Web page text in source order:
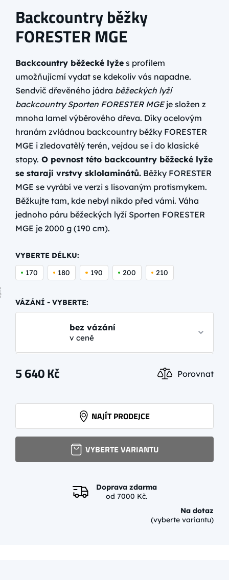
Backcountry běžky
FORESTER MGE
Backcountry běžecké lyže s profilem
umožňujícmí vydat se kdekoliv vás napadne.
Sendvič dřevěného jádra běžeckých lyží
backcountry Sporten FORESTER MGEje složen z
mnoha lamel výběrového dřeva. Díky ocelovým
hranám zvládnou backcountry běžky FORESTER
MGE i zledovatělý terén, vejdou se i do klasické
stopy. O pevnost této backcountry běžecké lyže
se starají vrstvy sklolaminátů. Běžky FORESTER
MGE se vyrábí ve verzi s lisovaným protismykem.
Běžkujte tam, kde nebyl nikdo před vámi. Váha
jednoho páru běžeckých lyží Sporten FORESTER
MGE je 2000 g (190 cm).
VYBERTE DÉLKU:
170
180 190 200 210
VÁZÁNÍ - VYBERTE:
bez vázání
v ceně
BC MANUAL
2 290 Kč více
5 640Kč Porovnat
NAJÍT PRODEJCE
VYBERTE VARIANTU
Doprava zdarma
od 7000 Kč.
Na dotaz
(vyberte variantu)